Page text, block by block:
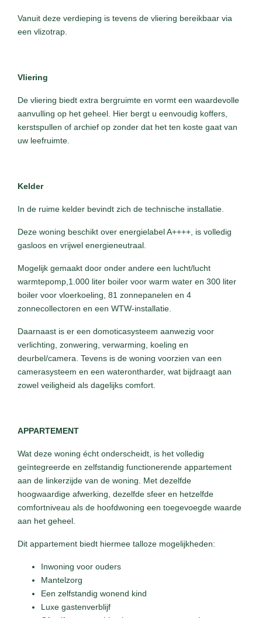
Vanuit deze verdieping is tevens de vliering bereikbaar via
een vlizotrap.
Vliering
De vliering biedt extra bergruimte en vormt een waardevolle
aanvulling op het geheel. Hier bergt u eenvoudig koffers,
kerstspullen of archief op zonder dat het ten koste gaat van
uw leefruimte.
Kelder
In de ruime kelder bevindt zich de technische installatie.
Deze woning beschikt over energielabel A++++, is volledig
gasloos en vrijwel energieneutraal.
Mogelijk gemaakt door onder andere een lucht/lucht
warmtepomp,1.000 liter boiler voor warm water en 300 liter
boiler voor vloerkoeling, 81 zonnepanelen en 4
zonnecollectoren en een WTW-installatie.
Daarnaast is er een domoticasysteem aanwezig voor
verlichting, zonwering, verwarming, koeling en
deurbel/camera. Tevens is de woning voorzien van een
camerasysteem en een waterontharder, wat bijdraagt aan
zowel veiligheid als dagelijks comfort.
APPARTEMENT
Wat deze woning écht onderscheidt, is het volledig
geïntegreerde en zelfstandig functionerende appartement
aan de linkerzijde van de woning. Met dezelfde
hoogwaardige afwerking, dezelfde sfeer en hetzelfde
comfortniveau als de hoofdwoning een toegevoegde waarde
aan het geheel.
Dit appartement biedt hiermee talloze mogelijkheden:
Inwoning voor ouders
Mantelzorg
Een zelfstandig wonend kind
Luxe gastenverblijf